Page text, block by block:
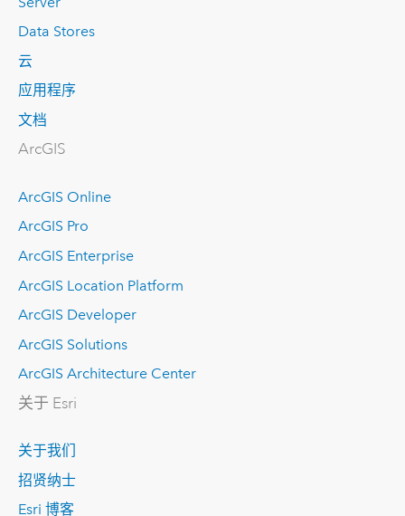
Data Stores
云
应用程序
文档
ArcGIS
ArcGIS Online
ArcGIS Pro
ArcGIS Enterprise
ArcGIS Location Platform
ArcGIS Developer
ArcGIS Solutions
ArcGIS Architecture Center
关于 Esri
关于我们
招贤纳士
Esri 博客